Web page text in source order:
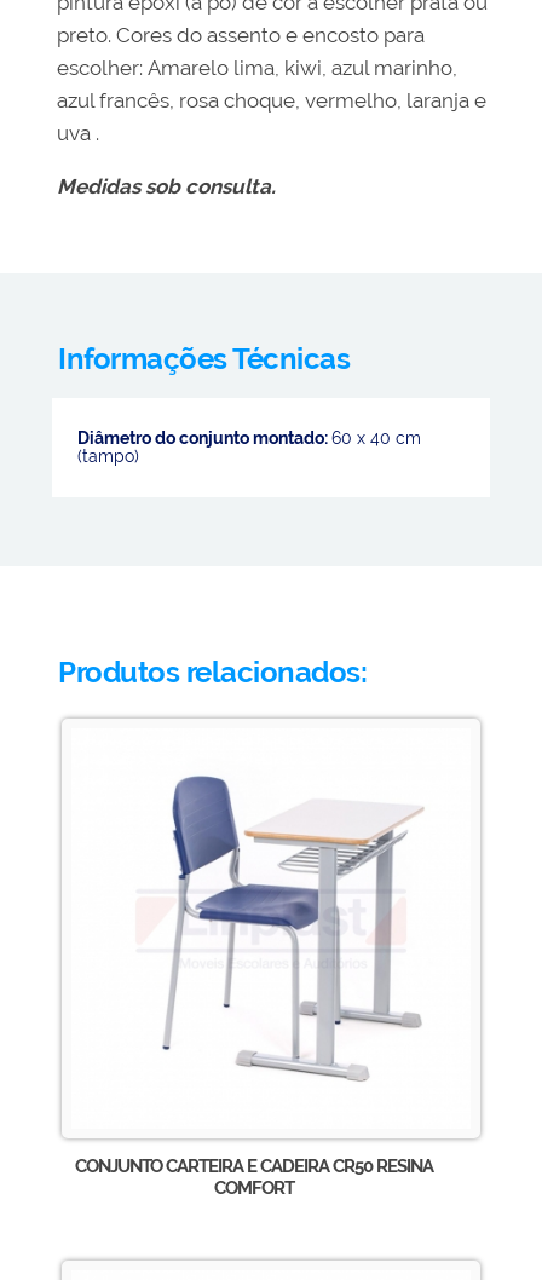
preto. Cores do assento e encosto para
escolher: Amarelo lima, kiwi, azul marinho,
azul francês, rosa choque, vermelho, laranja e
uva .
Medidas sob consulta.
Informações Técnicas
Diâmetro do conjunto montado:60 x 40 cm
(tampo)
Produtos relacionados:
CONJUNTO CARTEIRA E CADEIRA CR50 RESINA
COMFORT